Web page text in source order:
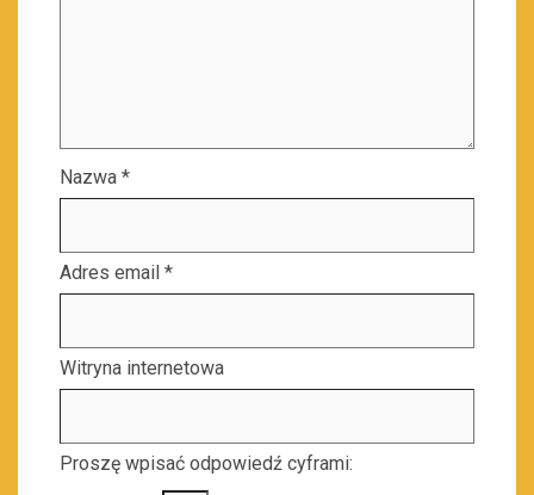
Nazwa *
Adres email *
Witryna internetowa
Proszę wpisać odpowiedź cyframi: